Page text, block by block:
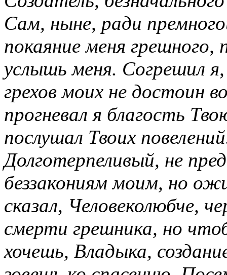
Сам, ныне, ради
покаяние меня грешного,
услышь меня. Согрешил
грехов моих не достоин
прогневал я благость
послушал Твоих
Долготерпеливый, не
беззакониям моим, но
сказал, Человеколюбче,
смерти грешника, но
хочешь, Владыка,